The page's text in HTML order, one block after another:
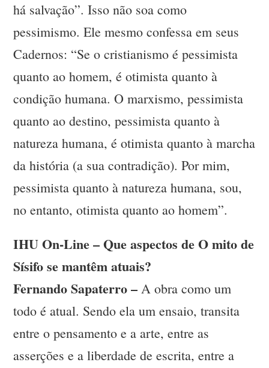
há salvação”. Isso não soa como
pessimismo. Ele mesmo confessa em seus
Cadernos: “Se o cristianismo é pessimista
quanto ao homem, é otimista quanto à
condição humana. O marxismo, pessimista
quanto ao destino, pessimista quanto à
natureza humana, é otimista quanto à marcha
da história (a sua contradição). Por mim,
pessimista quanto à natureza humana, sou,
no entanto, otimista quanto ao homem”.
IHU On-Line – Que aspectos de O mito de
Sísifo se mantêm atuais?
Fernando Sapaterro – A obra como um
todo é atual. Sendo ela um ensaio, transita
entre o pensamento e a arte, entre as
asserções e a liberdade de escrita, entre a